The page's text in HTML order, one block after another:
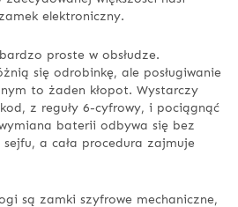
elektroniczny.
proste w obsłudze.
się odrobinkę, ale posługiwanie
to żaden kłopot. Wystarczy
z reguły 6-cyfrowy, i pociągnąć
baterii odbywa się bez
a cała procedura zajmuje
są zamki szyfrowe mechaniczne,